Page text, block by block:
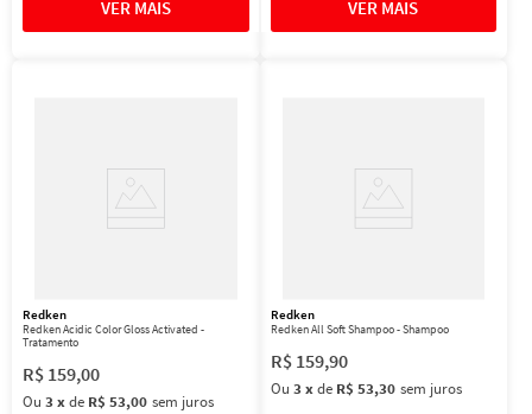
Redken
Redken Acidic Color Gloss Activated -
Tratamento
R$ 159,00
Ou 3 xde R$ 53,00 sem juros
Redken
Redken All Soft Shampoo - Shampoo
R$ 159,90
Ou 3 xde R$ 53,30 sem juros